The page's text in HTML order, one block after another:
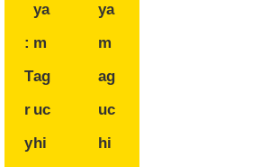
:
T
r
y
ya
m
ag
uc
hi
ya
m
ag
uc
hi